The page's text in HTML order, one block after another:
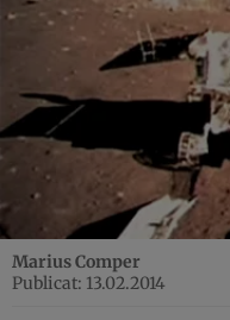
Marius Comper
Publicat: 13.02.2014